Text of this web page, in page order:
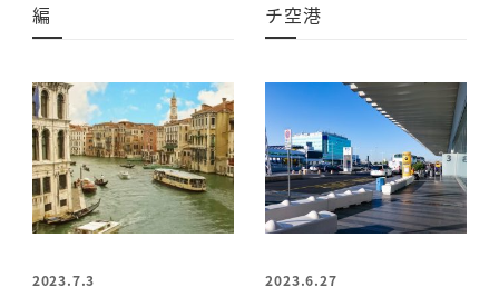
編
チ空港
2023.7.3 2023.6.27